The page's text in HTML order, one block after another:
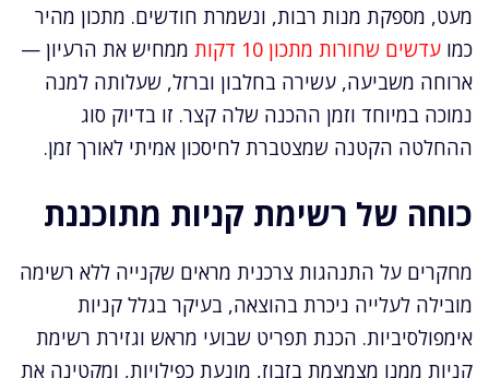
מעט, מספקת מנות רבות, ונשמרת חודשים. מתכון מהיר
כמו עדשים שחורות מתכון 10 דקות
ממחיש את הרעיון —
ארוחה משביעה, עשירה בחלבון וברזל, שעלותה למנה
נמוכה במיוחד וזמן ההכנה שלה קצר. זו בדיוק סוג
ההחלטה הקטנה שמצטברת לחיסכון אמיתי לאורך זמן.
כוחה של רשימת קניות מתוכננת
מחקרים על התנהגות צרכנית מראים שקנייה ללא רשימה
מובילה לעלייה ניכרת בהוצאה, בעיקר בגלל קניות
אימפולסיביות. הכנת תפריט שבועי מראש וגזירת רשימת
קניות ממנו מצמצמת בזבוז, מונעת כפילויות, ומקטינה את